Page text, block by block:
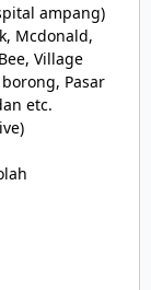
ampang)
Mcdonald,
Village
Pasar
etc.